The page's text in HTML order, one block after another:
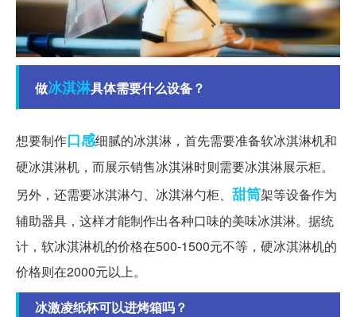
做冰淇淋具体需要什么设备？
想要制作口感细腻的冰淇淋，首先需要准备软冰淇淋机和
硬冰淇淋机，而展示销售冰淇淋时则需要冰淇淋展示柜。
另外，还需要冰淇淋勺、冰淇淋勺柜、 甜筒架等设备作为
辅助器具，这样才能制作出各种口味的美味冰淇淋。据统
计，软冰淇淋机的价格在500-1500元不等，硬冰淇淋机的
价格则在2000元以上。
冰激凌纸杯可以进烤箱吗？